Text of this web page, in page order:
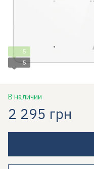
5
5
В наличии
2 295 грн